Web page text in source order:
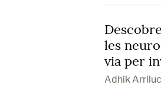
les
via per
Adhik